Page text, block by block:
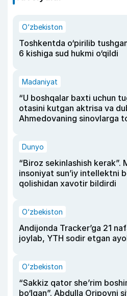
O‘zbekiston
Toshkentda o‘pirilib
6 kishiga sud hukmi o‘qildi
Madaniyat
“U boshqalar baxti uchun
otasini kutgan aktrisa va
Ahmedovaning sinovlarga
Dunyo
“Biroz sekinlashish kerak”.
insoniyat sun’iy intellektni
qolishidan xavotir bildirdi
O‘zbekiston
Andijonda Tracker’ga 21
joylab, YTH sodir etgan
O‘zbekiston
“Sakkiz qator she’rim
bo‘lgan”. Abdulla Oripovni